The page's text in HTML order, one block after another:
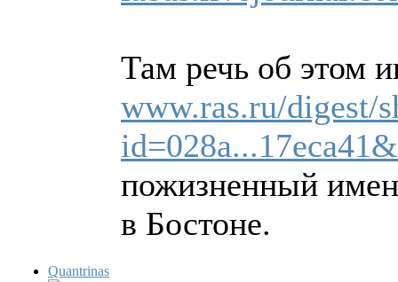
Quantrinas
Там речь об этом
www.ras.ru/digest/
пожизненный
в Бостоне.